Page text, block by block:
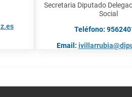
Secretaria Diputado
Social
Teléfono:
Email: